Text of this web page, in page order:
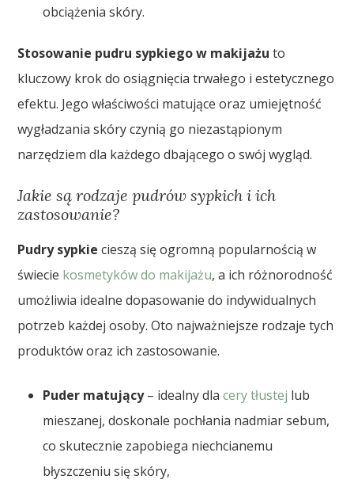
obciążenia skóry.
Stosowanie pudru sypkiego w makijażu to
kluczowy krok do osiągnięcia trwałego i estetycznego
efektu. Jego właściwości matujące oraz umiejętność
wygładzania skóry czynią go niezastąpionym
narzędziem dla każdego dbającego o swój wygląd.
Jakie są rodzaje pudrów sypkich i ich
zastosowanie?
Pudry sypkie cieszą się ogromną popularnością w
świecie kosmetyków do makijażu, a ich różnorodność
umożliwia idealne dopasowanie do indywidualnych
potrzeb każdej osoby. Oto najważniejsze rodzaje tych
produktów oraz ich zastosowanie.
Puder matujący– idealny dlacery tłustej lub
mieszanej, doskonale pochłania nadmiar sebum,
co skutecznie zapobiega niechcianemu
błyszczeniu się skóry,